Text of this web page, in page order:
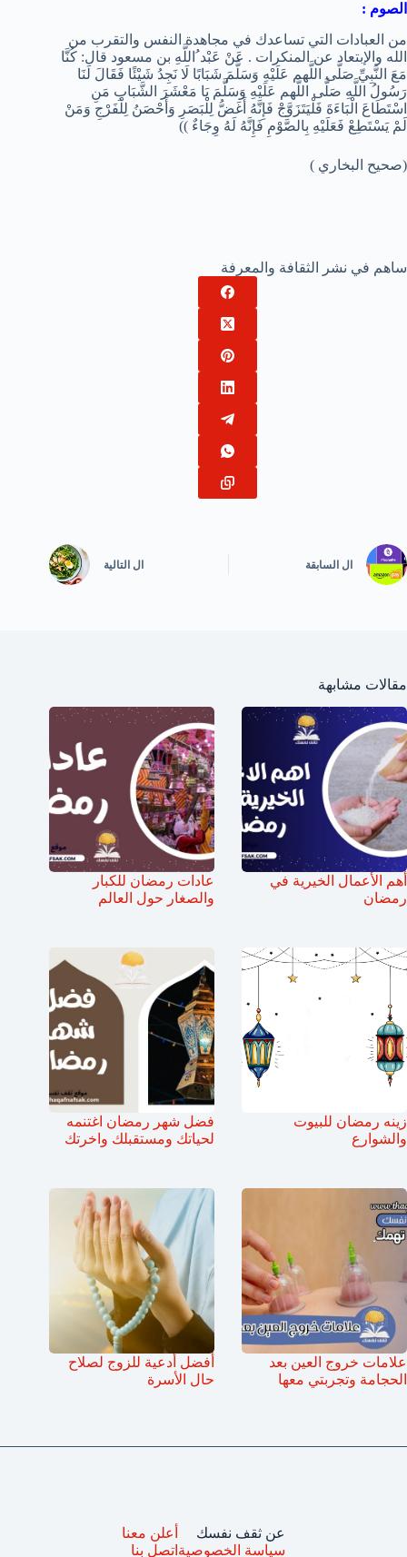
الصوم :
من العبادات التي تساعدك في مجاهدة النفس والتقرب من
الله والإبتعاد عن المنكرات . عَنْ عَبْد ُاللَّهِ بن مسعود قال: كُنَّا
مَعَ النَّبِيِّ صَلَّى اللَّهم عَلَيْهِ وَسَلَّمَ شَبَابًا لَا نَجِدُ شَيْئًا فَقَالَ لَنَا
رَسُولُ اللَّهِ صَلَّى اللَّهم عَلَيْهِ وَسَلَّمَ يَا مَعْشَرَ الشَّبَابِ مَنِ
اسْتَطَاعَ الْبَاءَةَ فَلْيَتَزَوَّجْ فَإِنَّهُ أَغَضُّ لِلْبَصَرِ وَأَحْصَنُ لِلْفَرْجِ وَمَنْ
لَمْ يَسْتَطِعْ فَعَلَيْهِ بِالصَّوْمِ فَإِنَّهُ لَهُ وِجَاءٌ ))
(صحيح البخاري )
ساهم في نشر الثقافة والمعرفة
ال السابقة ال التالية
مقالات مشابهة
أهم الأعمال الخيرية في
رمضان
عادات رمضان للكبار
والصغار حول العالم
زينه رمضان للبيوت
والشوارع
فضل شهر رمضان اغتنمه
لحياتك ومستقبلك واخرتك
علامات خروج العين بعد
الحجامة وتجربتي معها
أفضل أدعية للزوج لصلاح
حال الأسرة
عن ثقف نفسك
سياسة الخصوصية
أعلن معنا
اتصل بنا